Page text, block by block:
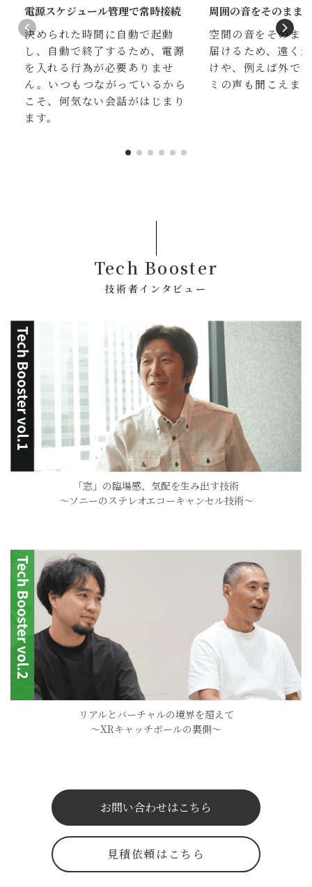
電源スケジュール管理で常時接続
決められた時間に自動で起動
し、自動で終了するため、電源
を入れる行為が必要ありませ
ん。いつもつながっているから
こそ、何気ない会話がはじまり
ます。
周囲の音をそのまま
空間の音をそのま
届けるため、遠く
けや、例えば外で
ミの声も聞こえま
Tech Booster
技術者インタビュー
「窓」の臨場感、気配を生み出す技術
〜ソニーのステレオエコーキャンセル技術〜
リアルとバーチャルの境界を超えて
〜XRキャッチボールの裏側〜
お問い合わせはこちら
見積依頼はこちら